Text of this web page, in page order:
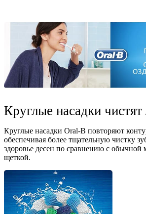
Круглые насадки
Круглые насадки Oral-B повторяют
обеспечивая более тщательную чистку
здоровье десен по сравнению с обычной
щеткой.